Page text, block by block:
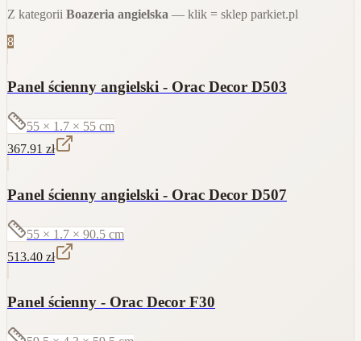
Z kategorii Boazeria angielska — klik = sklep parkiet.pl
8
Panel ścienny angielski - Orac Decor D503
55 × 1.7 × 55 cm
367.91 zł
Panel ścienny angielski - Orac Decor D507
55 × 1.7 × 90.5 cm
513.40 zł
Panel ścienny - Orac Decor F30